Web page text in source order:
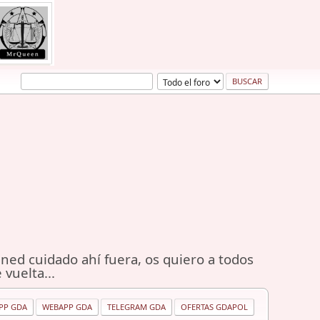
cuidado ahí fuera, os quiero a todos
vuelta...
GDA WEBAPP GDA TELEGRAM GDA OFERTAS GDAPOL